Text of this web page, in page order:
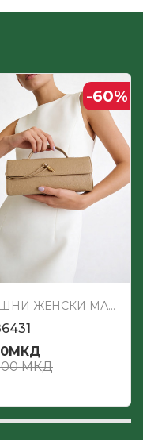
-60%
ТАШНИ ЖЕНСКИ МАЛИ
МКД
МКД